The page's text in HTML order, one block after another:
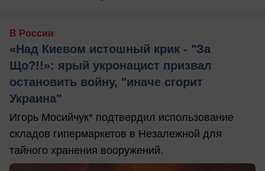
В России
«Над Киевом истошный крик - "За
Що?!!»: ярый укронацист призвал
остановить войну, "иначе сгорит
Украина"
Игорь Мосийчук* подтвердил использование
складов гипермаркетов в Незалежной для
тайного хранения вооружений.